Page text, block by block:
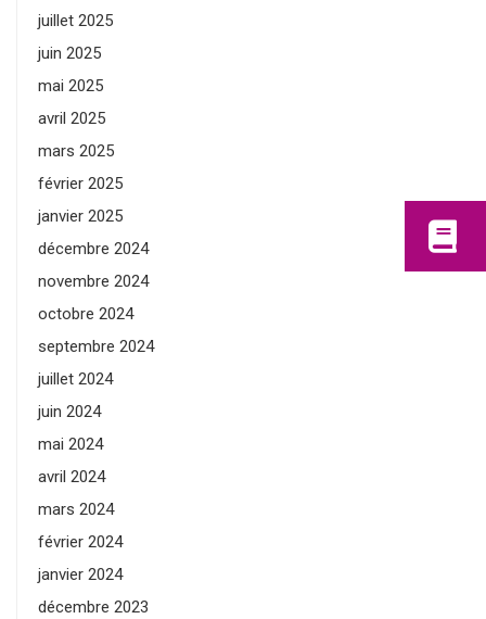
juillet 2025
juin 2025
mai 2025
avril 2025
mars 2025
février 2025
janvier 2025
décembre 2024
novembre 2024
octobre 2024
septembre 2024
juillet 2024
juin 2024
mai 2024
avril 2024
mars 2024
février 2024
janvier 2024
décembre 2023